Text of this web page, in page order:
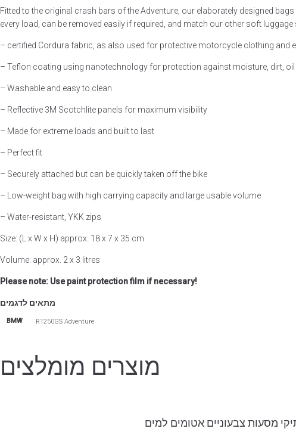
Fitted to the original crash bars of the Adventure, our elaborately designed
every load, can be removed easily if required, and match our other soft
– certified Cordura fabric, as also used for protective motorcycle clothing and
– Teflon coating using nanotechnology for protection against moisture, dirt,
– Washable and easy to clean
– Reflective 3M Scotchlite panels for maximum visibility
– Made for extreme loads and built to last
– Perfect fit
– Securely attached but can be quickly taken off the bike
– Low-weight bag with high carrying capacity and large usable volume
– Water-resistant, YKK zips
Size: (L x W x H) approx. 18 x 7 x 35 cm
Volume: approx. 2 x 3 litres
Please note: Use paint protection film if necessary!
מתאים לדגמים
BMW R1250GS Adventure
מוצרים מומלצים
מסעות צבעוניים אטומים למים
הגדר סוג האופנוע שלך